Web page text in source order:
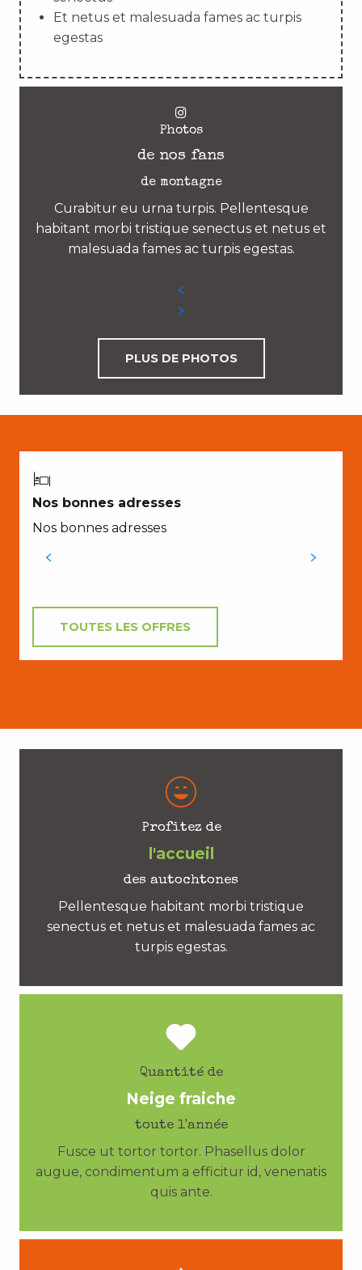
Et netus et malesuada fames ac turpis
egestas
Photos
de nos fans
de montagne
Curabitur eu urna turpis. Pellentesque
habitant morbi tristique senectus et netus et
malesuada fames ac turpis egestas.
PLUS DE PHOTOS
Nos bonnes adresses
Nos bonnes adresses
TOUTES LES OFFRES
Profitez de
l'accueil
des autochtones
Pellentesque habitant morbi tristique
senectus et netus et malesuada fames ac
turpis egestas.
Quantité de
Neige fraiche
toute l'année
Fusce ut tortor tortor. Phasellus dolor
augue, condimentum a efficitur id, venenatis
quis ante.